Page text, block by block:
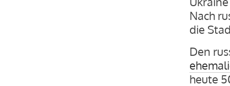
Nach
die
Den
heute